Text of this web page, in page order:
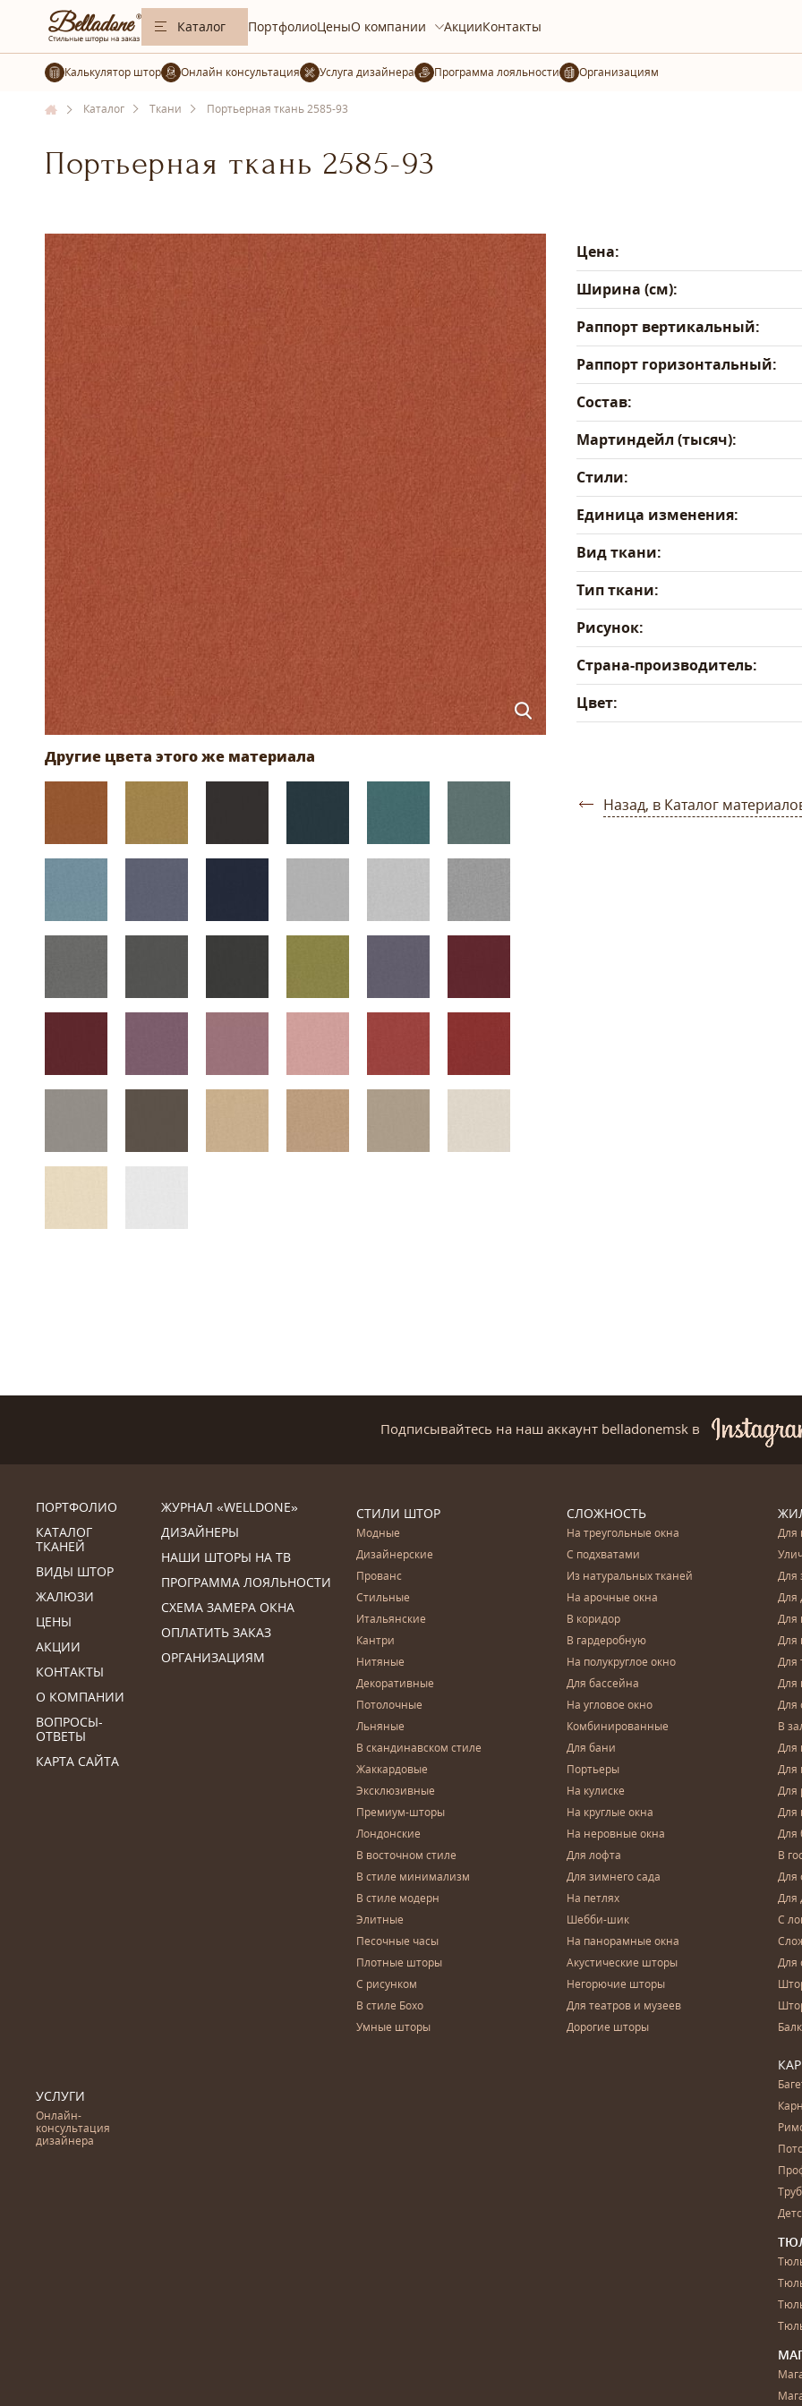
Каталог ПортфолиоЦеныО компании АкцииКонтакты
Калькулятор штор Услуга дизайнера Организациям
Каталог Ткани Портьерная ткань 2585-93
Портьерная ткань 2585-93
Цена:
Ширина (см):
Раппорт вертикальный:
Раппорт горизонтальный:
Состав:
Мартиндейл (тысяч):
Стили:
Единица изменения:
Вид ткани:
Тип ткани:
Рисунок:
Страна-производитель:
Цвет:
Назад, в Каталог
Подписывайтесь на наш аккаунт belladonemsk в
ПОРТФОЛИО
КАТАЛОГ
ТКАНЕЙ
ВИДЫ ШТОР
ЖАЛЮЗИ
ЦЕНЫ
АКЦИИ
КОНТАКТЫ
О КОМПАНИИ
ВОПРОСЫ-
ОТВЕТЫ
КАРТА САЙТА
ЖУРНАЛ «WELLDONE»
ДИЗАЙНЕРЫ
НАШИ ШТОРЫ НА ТВ
ПРОГРАММА ЛОЯЛЬНОСТИ
СХЕМА ЗАМЕРА ОКНА
ОПЛАТИТЬ ЗАКАЗ
ОРГАНИЗАЦИЯМ
УСЛУГИ
Онлайн-
консультация
дизайнера
СТИЛИ ШТОР
Модные
Дизайнерские
Прованс
Стильные
Итальянские
Кантри
Нитяные
Декоративные
Потолочные
Льняные
В скандинавском стиле
Жаккардовые
Эксклюзивные
Премиум-шторы
Лондонские
В восточном стиле
В стиле минимализм
В стиле модерн
Элитные
Песочные часы
Плотные шторы
С рисунком
В стиле Бохо
Умные шторы
СЛОЖНОСТЬ
На треугольные окна
С подхватами
Из натуральных тканей
На арочные окна
В коридор
В гардеробную
На полукруглое окно
Для бассейна
На угловое окно
Комбинированные
Для бани
Портьеры
На кулиске
На круглые окна
На неровные окна
Для лофта
Для зимнего сада
На петлях
Шебби-шик
На панорамные окна
Акустические шторы
Негорючие шторы
Для театров и музеев
Дорогие шторы
Для
Для
Для
Для
Для
Для
Для
Для
В
Для
Для
Для
Для
Для
В
Для
Для
С
Для